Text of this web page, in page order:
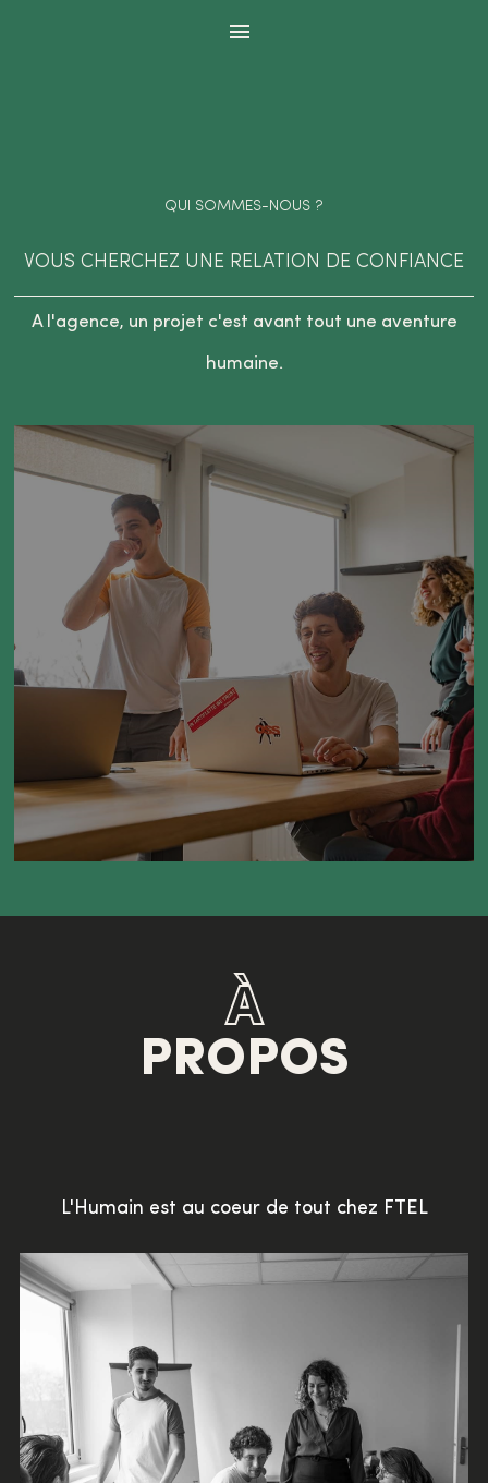
QUI SOMMES-NOUS ?
VOUS CHERCHEZ UNE RELATION DE CONFIANCE
A l'agence, un projet c'est avant tout une aventure
humaine.
À
PROPOS
L'Humain est au coeur de tout chez FTEL